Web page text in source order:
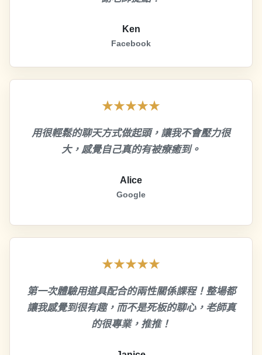
Ken
Facebook
★★★★★
用很輕鬆的聊天方式做起頭，讓我不會壓力很
大，感覺自己真的有被療癒到。
Alice
Google
★★★★★
第一次體驗用道具配合的兩性關係課程！整場都
讓我感覺到很有趣，而不是死板的聊心，老師真
的很專業，推推！